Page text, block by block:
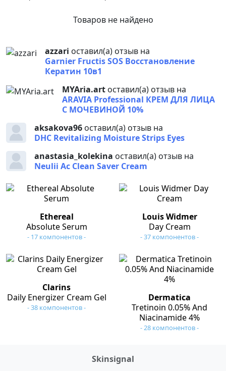
Товаров не найдено
azzari оставил(а) отзыв на
Garnier Fructis SOS Восстановление
Кератин 10в1
MYAria.art оставил(а) отзыв на
ARAVIA Professional КРЕМ ДЛЯ ЛИЦА
С МОЧЕВИНОЙ 10%
aksakova96 оставил(а) отзыв на
DHC Revitalizing Moisture Strips Eyes
anastasia_kolekina оставил(а) отзыв на
Neulii Ac Clean Saver Cream
Ethereal
Absolute Serum
- 17 компонентов -
Louis Widmer
Day Cream
- 37 компонентов -
Clarins
Daily Energizer Cream Gel
- 38 компонентов -
Dermatica
Tretinoin 0.05% And
Niacinamide 4%
- 28 компонентов -
Skinsignal